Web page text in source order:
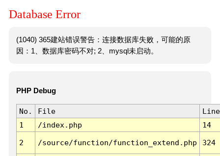
Database Error
(1040) 365建站错误警告：连接数据库失败，可能的原
因：1、数据库密码不对; 2、mysql未启动。
PHP Debug
No. File
Line
1
/index.php 14
2 /source/function/function_extend.php 324